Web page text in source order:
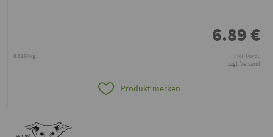
6.89€
8.61€/kg
inkl. MwSt.
zzgl. Versand
Produkt merken